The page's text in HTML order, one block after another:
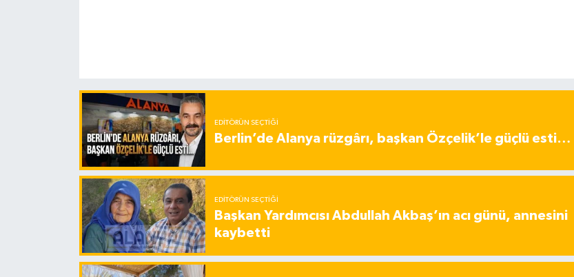
EDITÖRÜN SEÇTIĞI
Berlin’de Alanya rüzgârı, başkan Özçelik’le güçlü esti…
EDITÖRÜN SEÇTIĞI
Başkan Yardımcısı Abdullah Akbaş’ın acı günü, annesini
kaybetti